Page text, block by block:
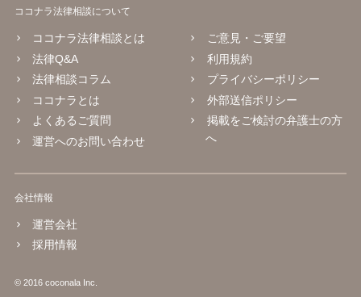
ココナラ法律相談について
ココナラ法律相談とは
法律Q&A
法律相談コラム
ココナラとは
よくあるご質問
運営へのお問い合わせ
ご意見・ご要望
利用規約
プライバシーポリシー
外部送信ポリシー
掲載をご検討の弁護士の方
へ
会社情報
運営会社
採用情報
© 2016 coconala Inc.